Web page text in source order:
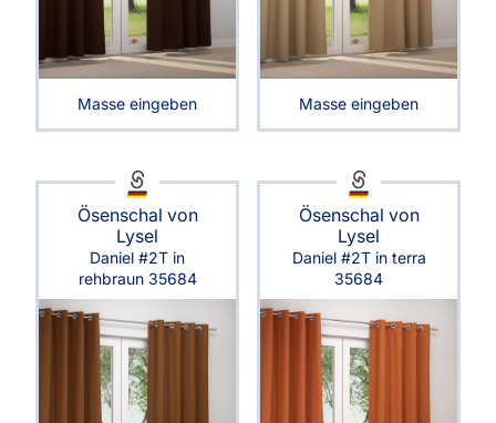
Masse eingeben Masse eingeben
Ösenschal von
Lysel
Daniel #2T in
rehbraun 35684
Ösenschal von
Lysel
Daniel #2T in terra
35684